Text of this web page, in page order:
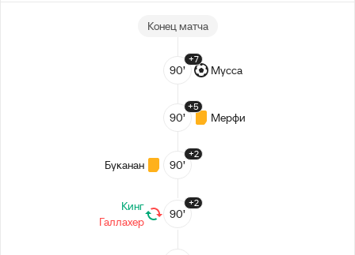
Конец матча
90’
+7
Мусса
90’
+5
Мерфи
90’
+2
Буканан
90’
+2
Кинг
Галлахер